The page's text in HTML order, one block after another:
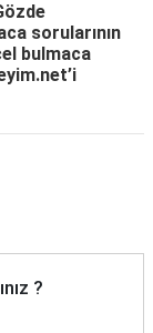
sorularının
bulmaca
?